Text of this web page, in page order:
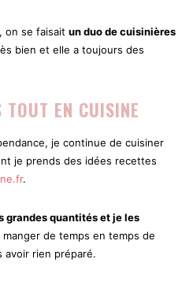
on se faisait un duo de cuisinières
bien et elle a toujours des
EN CUISINE
je continue de cuisiner
je prends des idées recettes
.
grandes quantités et je les
de temps en temps de
avoir rien préparé.